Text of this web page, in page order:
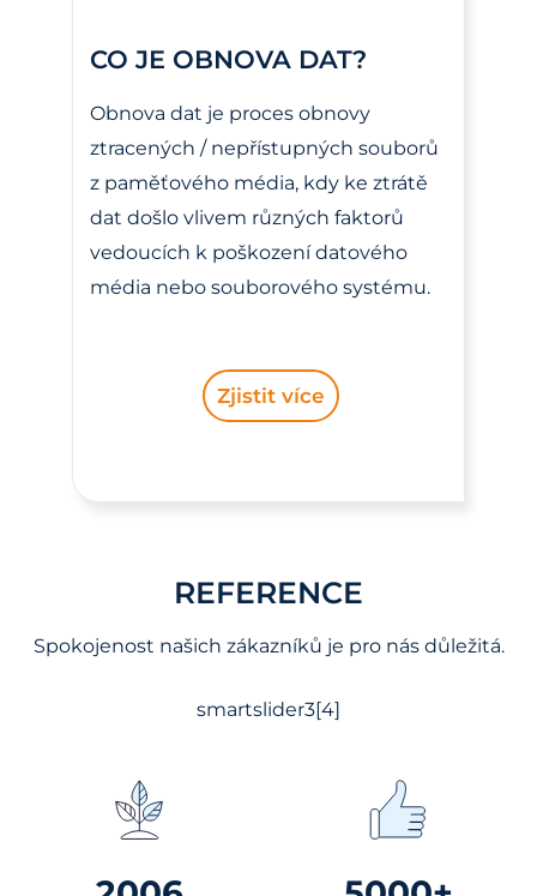
CO JE OBNOVA DAT?
Obnova dat je proces obnovy
ztracených / nepřístupných souborů
z paměťového média, kdy ke ztrátě
dat došlo vlivem různých faktorů
vedoucích k poškození datového
média nebo souborového systému.
Zjistit více
REFERENCE
Spokojenost našich zákazníků je pro nás důležitá.
smartslider3[4]